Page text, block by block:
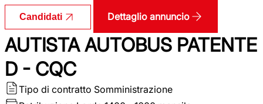
Candidati Dettaglio annuncio
AUTISTA AUTOBUS PATENTE
D - CQC
Tipo di contratto Somministrazione